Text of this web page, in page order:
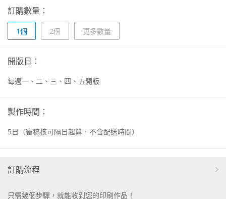
訂購數量：
1個 2個 更多數量
開版日：
每週一、二、三、四、五開版
製作時間：
5日 （審稿核可隔日起算，不含配送時間）
訂購流程
只需幾個步驟，就能收到您的印刷作品！